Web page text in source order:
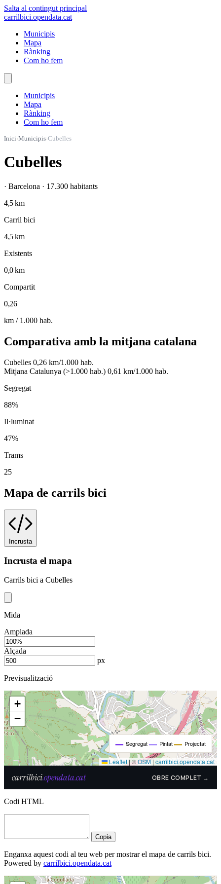
Salta al contingut principal
carrilbici.opendata.cat
Municipis
Mapa
Rànking
Com ho fem
Municipis
Mapa
Rànking
Com ho fem
Inici›Municipis›Cubelles
Cubelles
· Barcelona · 17.300 habitants
4,5 km
Carril bici
4,5 km
Existents
0,0 km
Compartit
0,26
km / 1.000 hab.
Comparativa amb la mitjana catalana
Cubelles 0,26 km/1.000 hab.
Mitjana Catalunya (>1.000 hab.) 0,61 km/1.000 hab.
Segregat
88%
Il·luminat
47%
Trams
25
Mapa de carrils bici
Incrusta
Incrusta el mapa
Carrils bici a Cubelles
Mida
Amplada
Alçada
px
Previsualització
Codi HTML
Copia
Enganxa aquest codi al teu web per mostrar el mapa de carrils bici.
Powered by carrilbici.opendata.cat